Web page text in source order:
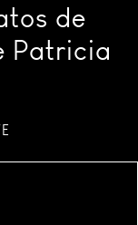
de
Patricia